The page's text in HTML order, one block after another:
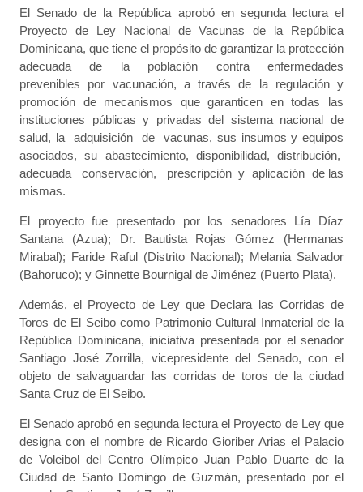
El Senado de la República aprobó en segunda lectura el
Proyecto de Ley Nacional de Vacunas de la República
Dominicana, que tiene el propósito de garantizar la protección
adecuada de la población contra enfermedades
prevenibles por vacunación, a través de la regulación y
promoción de mecanismos que garanticen en todas las
instituciones públicas y privadas del sistema nacional de
salud, la adquisición de vacunas, sus insumos y equipos
asociados, su abastecimiento, disponibilidad, distribución,
adecuada conservación, prescripción y aplicación de las
mismas.
El proyecto fue presentado por los senadores Lía Díaz
Santana (Azua); Dr. Bautista Rojas Gómez (Hermanas
Mirabal); Faride Raful (Distrito Nacional); Melania Salvador
(Bahoruco); y Ginnette Bournigal de Jiménez (Puerto Plata).
Además, el Proyecto de Ley que Declara las Corridas de
Toros de El Seibo como Patrimonio Cultural Inmaterial de la
República Dominicana, iniciativa presentada por el senador
Santiago José Zorrilla, vicepresidente del Senado, con el
objeto de salvaguardar las corridas de toros de la ciudad
Santa Cruz de El Seibo.
El Senado aprobó en segunda lectura el Proyecto de Ley que
designa con el nombre de Ricardo Gioriber Arias el Palacio
de Voleibol del Centro Olímpico Juan Pablo Duarte de la
Ciudad de Santo Domingo de Guzmán, presentado por el